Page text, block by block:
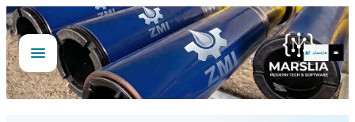
تخطى
إلى
المحتوى فتح